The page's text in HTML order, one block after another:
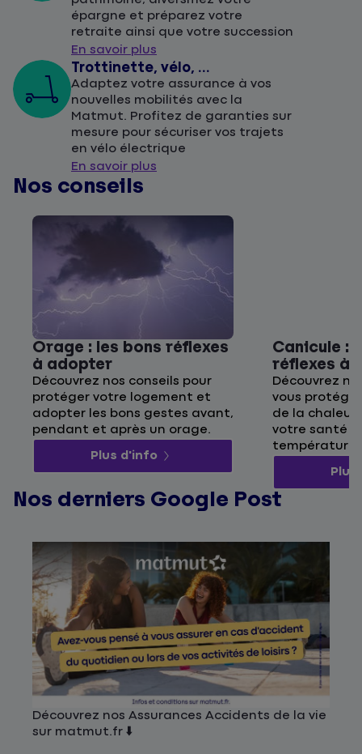
épargne et préparez votre
retraite ainsi que votre succession
En savoir plus
Trottinette, vélo, ...
Adaptez votre assurance à vos
nouvelles mobilités avec la
Matmut. Profitez de garanties sur
mesure pour sécuriser vos trajets
en vélo électrique
En savoir plus
Nos conseils
Orage : les bons réflexes
à adopter
Découvrez nos conseils pour
protéger votre logement et
adopter les bons gestes avant,
pendant et après un orage.
Plus d'info
Canicule :
réflexes à
Découvrez
vous
de la chaleur
votre santé
Nos derniers Google Post
Découvrez nos Assurances Accidents de la vie
sur matmut.fr ⬇️